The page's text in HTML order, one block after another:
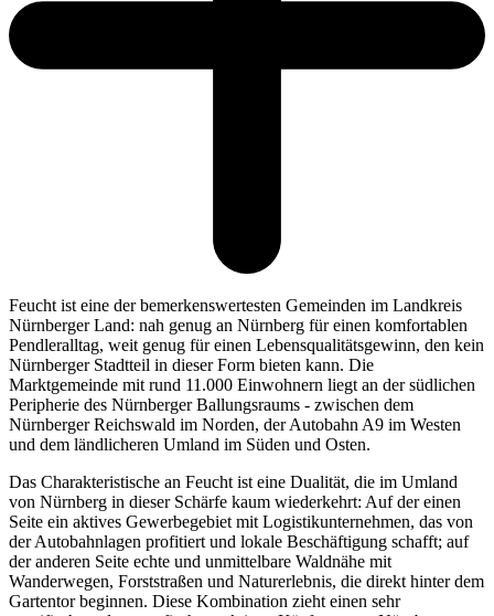
Feucht ist eine der bemerkenswertesten Gemeinden im Landkreis
Nürnberger Land: nah genug an Nürnberg für einen komfortablen
Pendleralltag, weit genug für einen Lebensqualitätsgewinn, den kein
Nürnberger Stadtteil in dieser Form bieten kann. Die
Marktgemeinde mit rund 11.000 Einwohnern liegt an der südlichen
Peripherie des Nürnberger Ballungsraums - zwischen dem
Nürnberger Reichswald im Norden, der Autobahn A9 im Westen
und dem ländlicheren Umland im Süden und Osten.
Das Charakteristische an Feucht ist eine Dualität, die im Umland
von Nürnberg in dieser Schärfe kaum wiederkehrt: Auf der einen
Seite ein aktives Gewerbegebiet mit Logistikunternehmen, das von
der Autobahnlagen profitiert und lokale Beschäftigung schafft; auf
der anderen Seite echte und unmittelbare Waldnähe mit
Wanderwegen, Forststraßen und Naturerlebnis, die direkt hinter dem
Gartentor beginnen. Diese Kombination zieht einen sehr